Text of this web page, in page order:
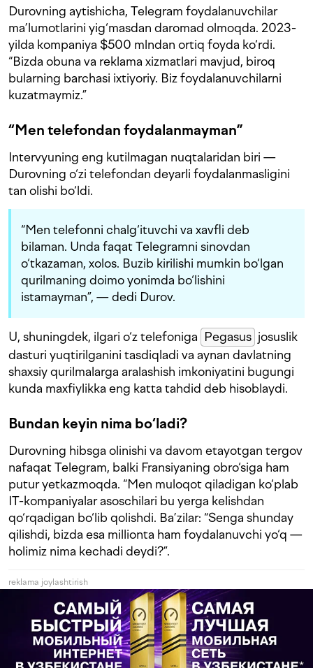
Durovning aytishicha, Telegram foydalanuvchilar
ma’lumotlarini yig‘masdan daromad olmoqda. 2023-
yilda kompaniya $500 mlndan ortiq foyda ko‘rdi.
“Bizda obuna va reklama xizmatlari mavjud, biroq
bularning barchasi ixtiyoriy. Biz foydalanuvchilarni
kuzatmaymiz.”
“Men telefondan foydalanmayman”
Intervyuning eng kutilmagan nuqtalaridan biri —
Durovning o‘zi telefondan deyarli foydalanmasligini
tan olishi bo‘ldi.
“Men telefonni chalg‘ituvchi va xavfli deb
bilaman. Unda faqat Telegramni sinovdan
o‘tkazaman, xolos. Buzib kirilishi mumkin bo‘lgan
qurilmaning doimo yonimda bo‘lishini
istamayman”, — dedi Durov.
U, shuningdek, ilgari o‘z telefoniga Pegasus josuslik
dasturi yuqtirilganini tasdiqladi va aynan davlatning
shaxsiy qurilmalarga aralashish imkoniyatini bugungi
kunda maxfiylikka eng katta tahdid deb hisoblaydi.
Bundan keyin nima bo‘ladi?
Durovning hibsga olinishi va davom etayotgan tergov
nafaqat Telegram, balki Fransiyaning obro‘siga ham
putur yetkazmoqda. “Men muloqot qiladigan ko‘plab
IT-kompaniyalar asoschilari bu yerga kelishdan
qo‘rqadigan bo‘lib qolishdi. Ba’zilar: “Senga shunday
qilishdi, bizda esa millionta ham foydalanuvchi yo‘q —
holimiz nima kechadi deydi?”.
reklama joylashtirish